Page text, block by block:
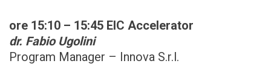
ore 15:10 – 15:45 EIC Accelerator
dr. Fabio Ugolini
Program Manager – Innova S.r.l.